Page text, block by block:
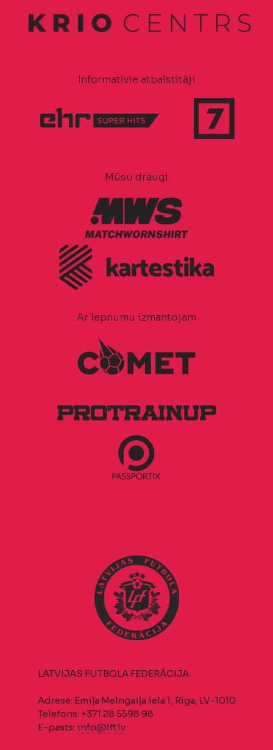
Informatīvie atbalstītāji
Mūsu draugi
Ar lepnumu izmantojam
LATVIJAS FUTBOLA FEDERĀCIJA
Adrese: Emiļa Melngaiļa iela 1, Rīga, LV-1010
Telefons: +371 28 5598 98
E-pasts: info@lff.lv